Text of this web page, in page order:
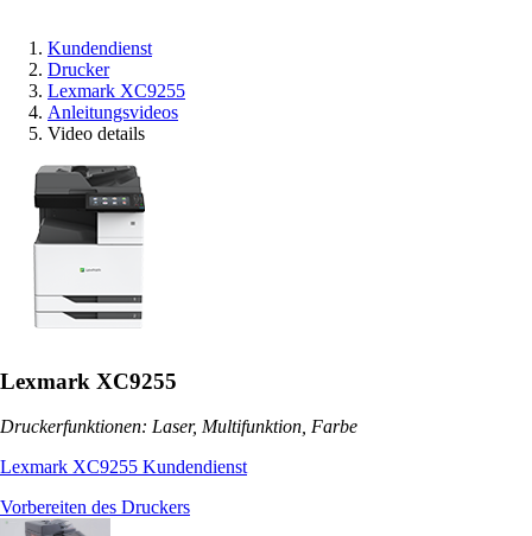
Kundendienst
Drucker
Lexmark XC9255
Anleitungsvideos
Video details
Lexmark XC9255
Druckerfunktionen: Laser, Multifunktion, Farbe
Lexmark XC9255 Kundendienst
Vorbereiten des Druckers